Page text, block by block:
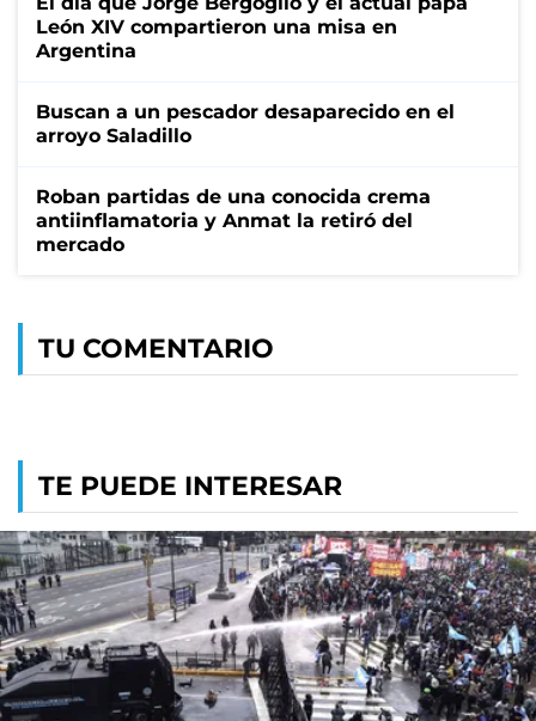
León XIV compartieron una misa en
Argentina
Buscan a un pescador desaparecido en el
arroyo Saladillo
Roban partidas de una conocida crema
antiinflamatoria y Anmat la retiró del
mercado
TU COMENTARIO
TE PUEDE INTERESAR